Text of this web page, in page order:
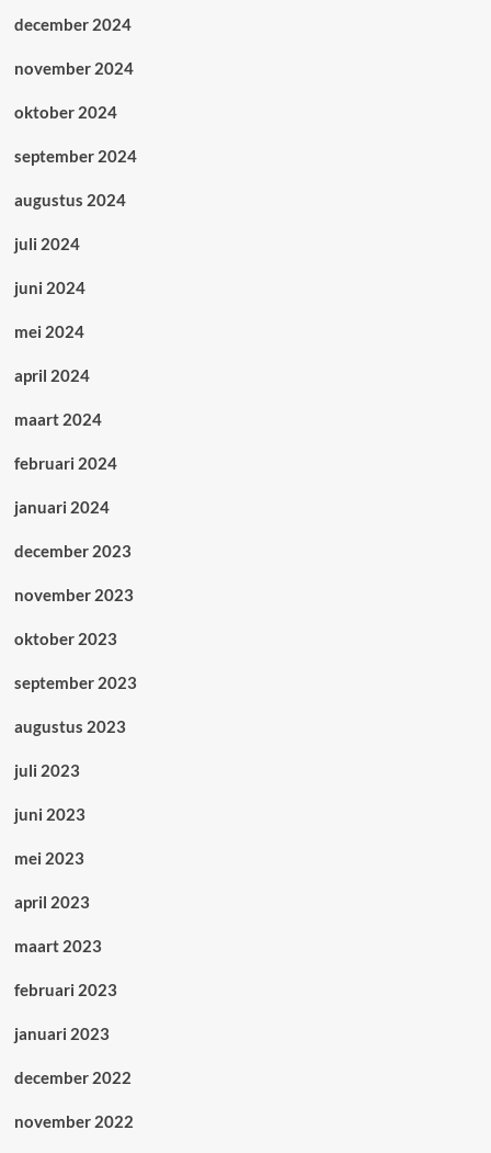
december 2024
november 2024
oktober 2024
september 2024
augustus 2024
juli 2024
juni 2024
mei 2024
april 2024
maart 2024
februari 2024
januari 2024
december 2023
november 2023
oktober 2023
september 2023
augustus 2023
juli 2023
juni 2023
mei 2023
april 2023
maart 2023
februari 2023
januari 2023
december 2022
november 2022